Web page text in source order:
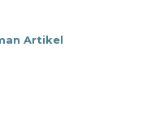
Artikel